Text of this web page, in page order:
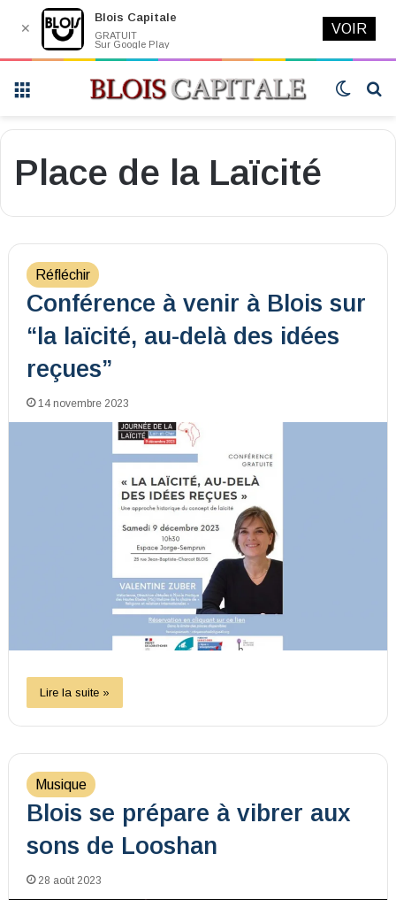
Switch
Place de la Laïcité
Réfléchir
Conférence à venir à Blois sur
“la laïcité, au-delà des idées
reçues”
14 novembre 2023
Lire la suite »
Musique
Blois se prépare à vibrer aux
sons de Looshan
28 août 2023
✕
Blois Capitale
GRATUIT
Sur Google Play
VOIR